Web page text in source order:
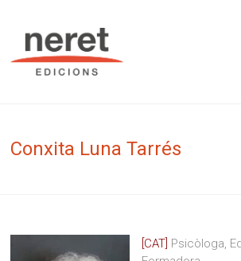
content
Neret
Conxita Luna Tarrés
[CAT] Psicòloga,